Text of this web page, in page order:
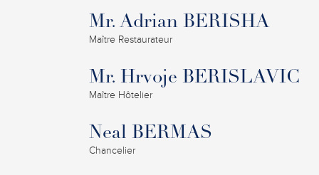
Mr. Adrian BERISHA
Maître Restaurateur
Mr. Hrvoje BERISLAVIC
Maître Hôtelier
Neal BERMAS
Chancelier